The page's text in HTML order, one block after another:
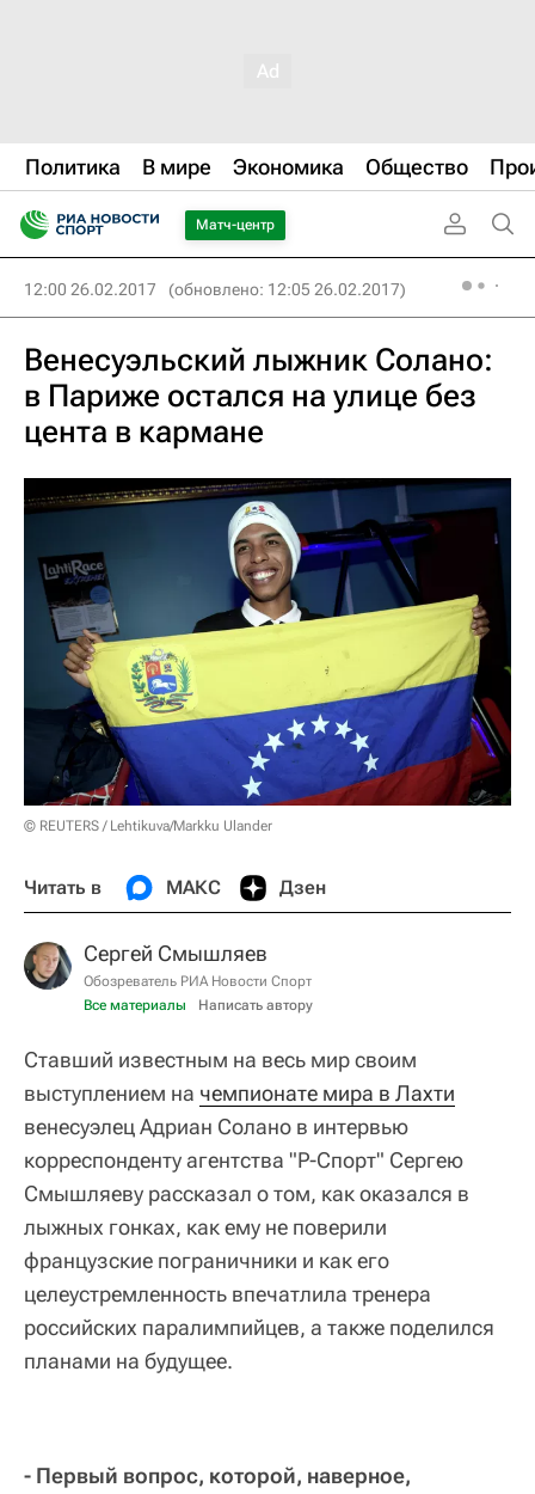
Политика В мире Экономика Общество
Матч-центр
12:00 26.02.2017 (обновлено: 12:05 26.02.2017)
Венесуэльский лыжник Солано:
в Париже остался на улице без
цента в кармане
© REUTERS / Lehtikuva/Markku Ulander
Читать в МАКС Дзен
Сергей Смышляев
Обозреватель РИА Новости Спорт
Все материалы
Написать автору
Ставший известным на весь мир своим
выступлением на чемпионате мира в Лахти
венесуэлец Адриан Солано в интервью
корреспонденту агентства "Р-Спорт" Сергею
Смышляеву рассказал о том, как оказался в
лыжных гонках, как ему не поверили
французские пограничники и как его
целеустремленность впечатлила тренера
российских паралимпийцев, а также поделился
планами на будущее.
- Первый вопрос, которой, наверное,